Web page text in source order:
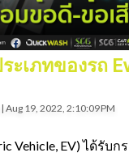
ะเภทของรถ
| Aug 19, 2022, 2:10:09 PM
Vehicle, EV) ได้รับ